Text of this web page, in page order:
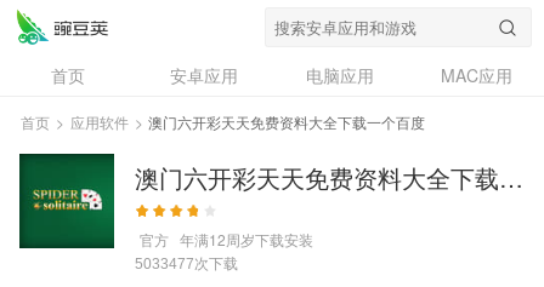
首页 安卓应用 电脑应用
MAC应用
资讯
专题 设计奖
问答
首页 > 应用软件 > 澳门六开彩天天免费资料大全下载一个百度
澳门六开彩天天免费资料大全下载一个百度
官方 年满12周岁下载安装
5033477次下载